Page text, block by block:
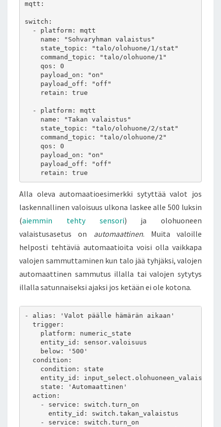
mqtt:
switch:
  - platform: mqtt
    name: "Sohvaryhman valaistus"
    state_topic: "talo/olohuone/1/stat"
    command_topic: "talo/olohuone/1"
    qos: 0
    payload_on: "on"
    payload_off: "off"
    retain: true
  - platform: mqtt
    name: "Takan valaistus"
    state_topic: "talo/olohuone/2/stat"
    command_topic: "talo/olohuone/2"
    qos: 0
    payload_on: "on"
    payload_off: "off"
    retain: true
Alla oleva automaatioesimerkki sytyttää valot jos
laskennallinen valoisuus ulkona laskee alle 500 luksin
(aiemmin tehty sensori) ja olohuoneen
valaistusasetus on automaattinen. Muita valoille
helposti tehtäviä automaatioita voisi olla vaikkapa
valojen sammuttaminen kun talo jää tyhjäksi, valojen
automaattinen sammutus illalla tai valojen sytytys
illalla satunnaiseksi ajaksi jos ketään ei ole kotona.
- alias: 'Valot päälle hämärän aikaan'
  trigger:
    platform: numeric_state
    entity_id: sensor.valoisuus
    below: '500'
  condition:
    condition: state
entity_id:
    state: 'Automaattinen'
  action:
    - service: switch.turn_on
      entity_id: switch.takan_valaistus
    - service: switch.turn_on